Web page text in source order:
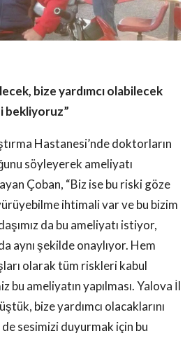
bize yardımcı olabilecek
bekliyoruz”
Hastanesi’nde doktorların
söyleyerek ameliyatı
Çoban, “Biz ise bu riski göze
ihtimali var ve bu bizim
da bu ameliyatı istiyor,
aynı şekilde onaylıyor. Hem
olarak tüm riskleri kabul
bu ameliyatın yapılması. Yalova İl
bize yardımcı olacaklarını
sesimizi duyurmak için bu